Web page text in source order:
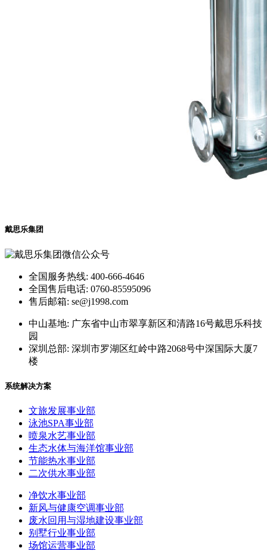
戴思乐集团
全国服务热线: 400-666-4646
全国售后电话: 0760-85595096
售后邮箱: se@j1998.com
中山基地: 广东省中山市翠享新区和清路16号戴思乐科技
园
深圳总部: 深圳市罗湖区红岭中路2068号中深国际大厦7
楼
系统解决方案
文旅发展事业部
泳池SPA事业部
喷泉水艺事业部
生态水体与海洋馆事业部
节能热水事业部
二次供水事业部
净饮水事业部
新风与健康空调事业部
废水回用与湿地建设事业部
别墅行业事业部
场馆运营事业部